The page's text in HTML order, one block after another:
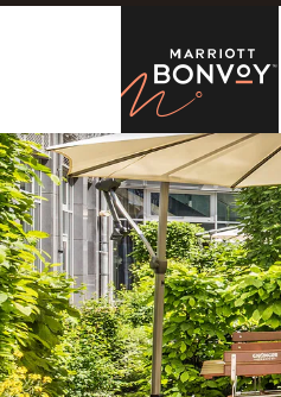
Skip to Content
Bonvoy